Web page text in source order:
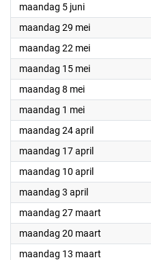
maandag 5 juni2023
maandag 29 mei2023
maandag 22 mei2023
maandag 15 mei2023
maandag 8 mei2023
maandag 1 mei2023
maandag 24 april2023
maandag 17 april2023
maandag 10 april2023
maandag 3 april2023
maandag 27 maart
maandag 20 maart
maandag 13 maart